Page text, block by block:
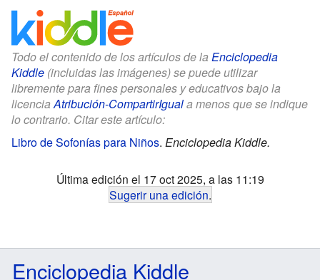
Todo el contenido de los artículos de la Enciclopedia
Kiddle (incluidas las imágenes) se puede utilizar
libremente para fines personales y educativos bajo la
licenciaAtribución-CompartirIguala menos que se indique
lo contrario. Citar este artículo:
Libro de Sofonías para Niños. Enciclopedia Kiddle.
Última edición el 17 oct 2025, a las 11:19
Sugerir una edición.
Enciclopedia Kiddle